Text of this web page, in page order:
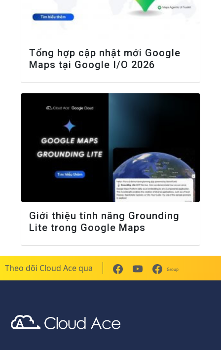
Tổng hợp cập nhật mới Google
Maps tại Google I/O 2026
Giới thiệu tính năng Grounding
Lite trong Google Maps
Theo dõi Cloud Ace qua Group